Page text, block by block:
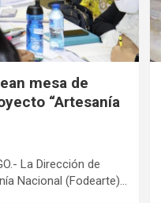
mesa de
“Artesanía
La Dirección de
Nacional (Fodearte)…